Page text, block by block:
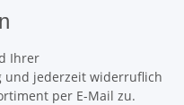
Ihrer
und jederzeit widerruflich
per E-Mail zu.